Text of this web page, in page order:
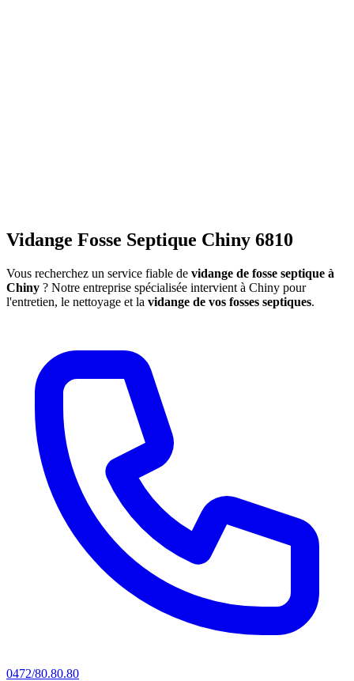
Vidange Fosse Septique Chiny 6810
Vous recherchez un service fiable de vidange de fosse septique à
Chiny ? Notre entreprise spécialisée intervient à Chiny pour
l'entretien, le nettoyage et la vidange de vos fosses septiques.
0472/80.80.80